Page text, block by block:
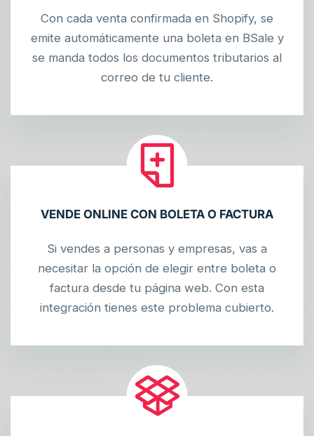
Con cada venta confirmada en Shopify, se
emite automáticamente una boleta en BSale y
se manda todos los documentos tributarios al
correo de tu cliente.
VENDE ONLINE CON BOLETA O FACTURA
Si vendes a personas y empresas, vas a
necesitar la opción de elegir entre boleta o
factura desde tu página web. Con esta
integración tienes este problema cubierto.